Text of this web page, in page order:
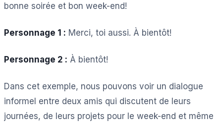
bonne soirée et bon week-end!
Personnage 1 : Merci, toi aussi. À bientôt!
Personnage 2 : À bientôt!
Dans cet exemple, nous pouvons voir un dialogue
informel entre deux amis qui discutent de leurs
journées, de leurs projets pour le week-end et même